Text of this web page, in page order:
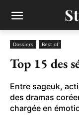
Dossiers Best of
Top 15 des
Entre sageuk,
des dramas
chargée en